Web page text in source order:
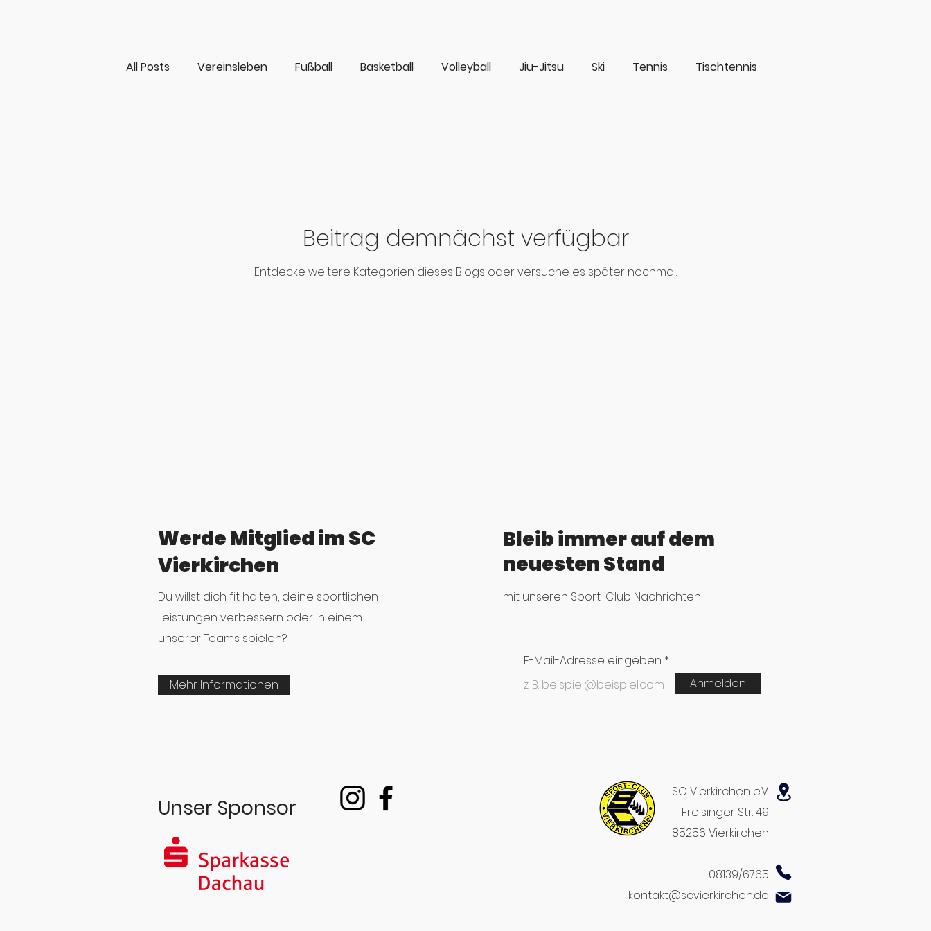
All Posts Vereinsleben Fußball Basketball Volleyball Jiu-Jitsu Ski Tennis Tischtennis
Beitrag demnächst verfügbar
Entdecke weitere Kategorien dieses Blogs oder versuche es später nochmal.
Werde Mitglied im SC
Vierkirchen
Du willst dich fit halten, deine sportlichen
Leistungen verbessern oder in einem
unserer Teams spielen?
Mehr Informationen
Bleib immer auf dem
neuesten Stand
mit unseren Sport-Club Nachrichten!
E-Mail-Adresse eingeben
Anmelden
Unser Sponsor
SC Vierkirchen e.V.
Freisinger Str. 49
85256 Vierkirchen
08139/6765
kontakt@scvierkirchen.de